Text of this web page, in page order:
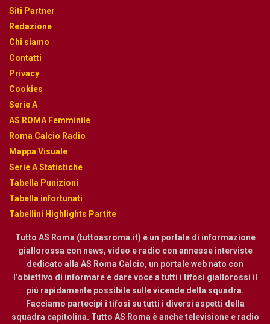
Siti Partner
Redazione
Chi siamo
Contatti
Privacy
Cookies
Serie A
AS ROMA Femminile
Roma Calcio Radio
Mappa Visuale
Serie A Statistiche
Tabella Punizioni
Tabella infortunati
Tabellini Highlights Partite
Tutto AS Roma (tuttoasroma.it) è un portale di informazione
giallorossa con news, video e radio con annesse interviste
dedicato alla AS Roma Calcio, un portale web nato con
l’obiettivo di informare e dare voce a tutti i tifosi giallorossi il
più rapidamente possibile sulle vicende della squadra.
Facciamo partecipi i tifosi su tutti i diversi aspetti della
squadra capitolina. Tutto AS Roma è anche televisione e radio